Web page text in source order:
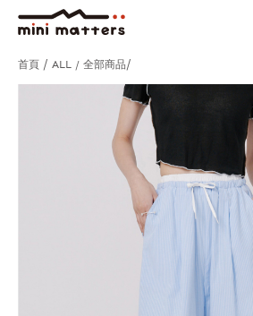
首頁 ALL / 全部商品